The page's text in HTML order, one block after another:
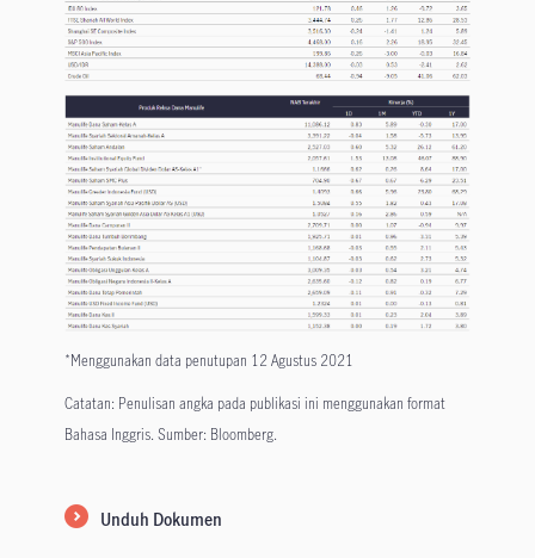
*Menggunakan data penutupan 12 Agustus 2021
Catatan: Penulisan angka pada publikasi ini menggunakan format
Bahasa Inggris. Sumber: Bloomberg.
Unduh Dokumen